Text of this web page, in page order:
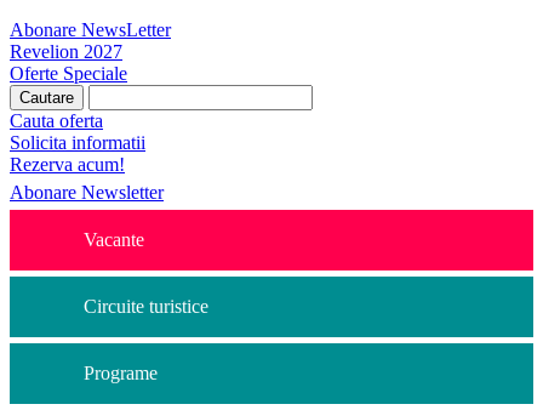
Abonare NewsLetter
Revelion 2027
Oferte Speciale
Cauta oferta
Solicita informatii
Rezerva acum!
Abonare Newsletter
Vacante
Circuite turistice
Programe